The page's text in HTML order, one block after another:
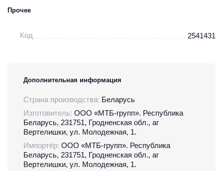
Прочее
Код 2541431
Дополнительная информация
Страна производства: Беларусь
Изготовитель: ООО «МТБ-групп». Республика
Беларусь, 231751, Гродненская обл., аг
Вертелишки, ул. Молодежная, 1.
Импортёр: ООО «МТБ-групп». Республика
Беларусь, 231751, Гродненская обл., аг
Вертелишки, ул. Молодежная, 1.